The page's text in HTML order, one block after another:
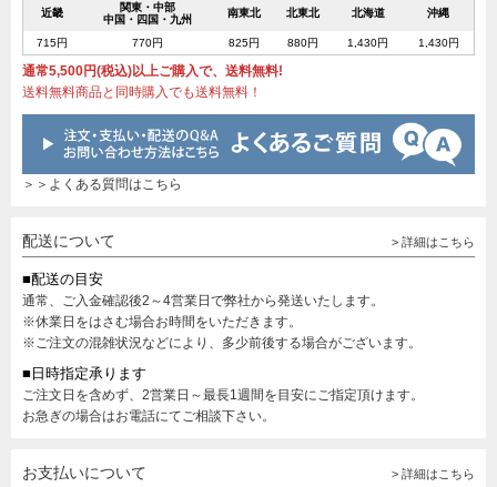
近畿
関東・中部
中国・四国・九州
南東北 北東北 北海道 沖縄
715円 770円 825円 880円 1,430円 1,430円
通常5,500円(税込)以上ご購入で、送料無料!
送料無料商品と同時購入でも送料無料！
＞＞よくある質問はこちら
配送について > 詳細はこちら
■配送の目安
通常、ご入金確認後2～4営業日で弊社から発送いたします。
※休業日をはさむ場合お時間をいただきます。
※ご注文の混雑状況などにより、多少前後する場合がございます。
■日時指定承ります
ご注文日を含めず、2営業日～最長1週間を目安にご指定頂けます。
お急ぎの場合はお電話にてご相談下さい。
お支払いについて > 詳細はこちら